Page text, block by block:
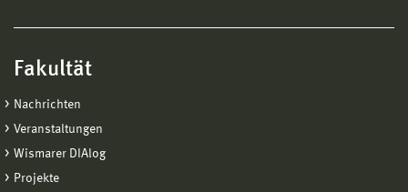
Fakultät
Nachrichten
Veranstaltungen
Wismarer DIAlog
Projekte